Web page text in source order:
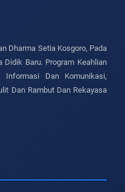
Dharma Setia Kosgoro, Pada
Didik Baru. Program Keahlian
Dan Komunikasi,
Dan Rambut Dan Rekayasa